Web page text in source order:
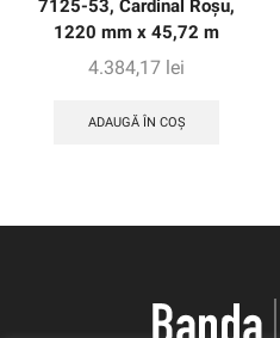
7125-53, Cardinal Roșu,
1220 mm x 45,72 m
4.384,17 lei
ADAUGĂ ÎN COȘ